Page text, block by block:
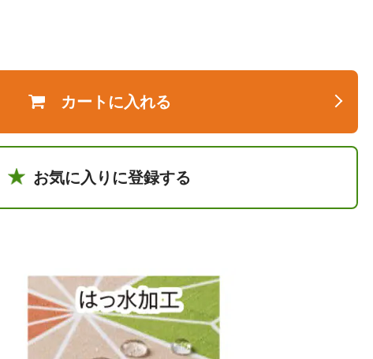
カートに入れる
お気に入りに登録する